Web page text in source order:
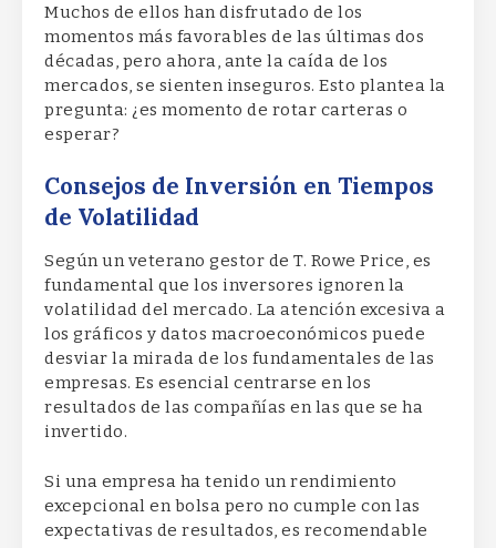
Muchos de ellos han disfrutado de los
momentos más favorables de las últimas dos
décadas, pero ahora, ante la caída de los
mercados, se sienten inseguros. Esto plantea la
pregunta: ¿es momento de rotar carteras o
esperar?
Consejos de Inversión en Tiempos
de Volatilidad
Según un veterano gestor de T. Rowe Price, es
fundamental que los inversores ignoren la
volatilidad del mercado. La atención excesiva a
los gráficos y datos macroeconómicos puede
desviar la mirada de los fundamentales de las
empresas. Es esencial centrarse en los
resultados de las compañías en las que se ha
invertido.
Si una empresa ha tenido un rendimiento
excepcional en bolsa pero no cumple con las
expectativas de resultados, es recomendable